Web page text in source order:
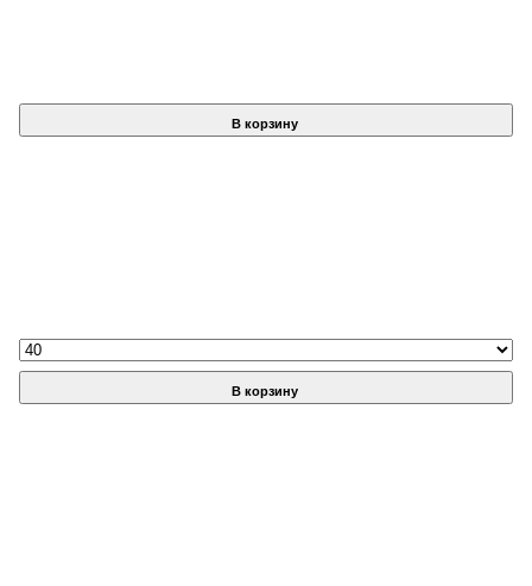
В корзину
В корзину